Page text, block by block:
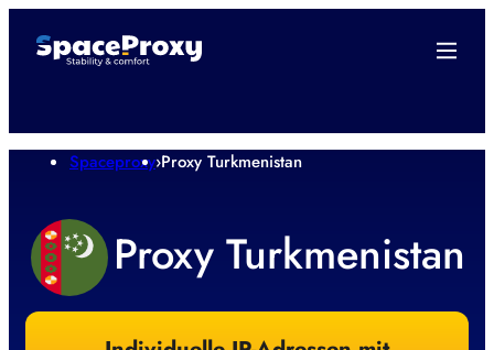
Spaceproxy›Proxy Turkmenistan
Proxy Turkmenistan